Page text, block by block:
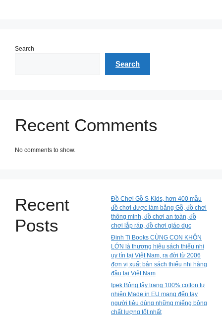
Search
Search
Recent Comments
No comments to show.
Recent
Posts
Đồ Chơi Gỗ S-Kids, hơn 400 mẫu
đồ chơi được làm bằng Gỗ, đồ chơi
thông minh, đồ chơi an toàn, đồ
chơi lắp ráp, đồ chơi giáo dục
Đinh Tị Books CÙNG CON KHÔN
LỚN là thương hiệu sách thiếu nhi
uy tín tại Việt Nam, ra đời từ 2006
đơn vị xuất bản sách thiếu nhi hàng
đầu tại Việt Nam
Ipek Bông tẩy trang 100% cotton tự
nhiên Made in EU mang đến tay
người tiêu dùng những miếng bông
chất lượng tốt nhất